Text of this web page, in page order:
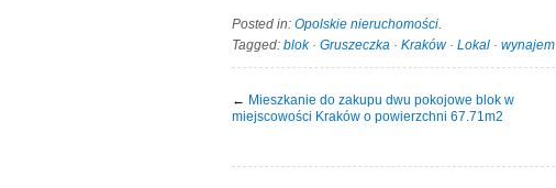
Posted in: Opolskie nieruchomości.
Tagged: blok· Gruszeczka · Kraków· Lokal · wynajem
← Mieszkanie do zakupu dwu pokojowe blok w
miejscowości Kraków o powierzchni 67.71m2